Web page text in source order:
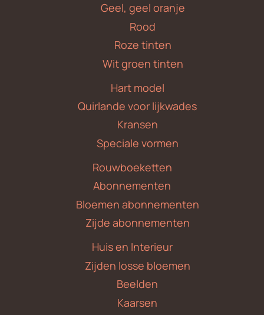
Geel, geel oranje
Rood
Roze tinten
Wit groen tinten
Hart model
Quirlande voor lijkwades
Kransen
Speciale vormen
Rouwboeketten
Abonnementen
Bloemen abonnementen
Zijde abonnementen
Huis en Interieur
Zijden losse bloemen
Beelden
Kaarsen